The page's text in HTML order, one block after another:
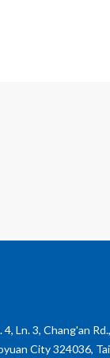
4, Ln. 3, Chang'an
City 324036,